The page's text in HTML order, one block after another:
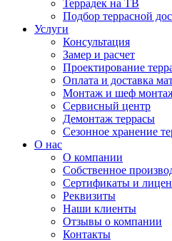
Террадек на ТВ
Подбор террасной
Услуги
Консультация
Замер и расчет
Проектирование
Оплата и доставка
Монтаж и шеф
Сервисный центр
Демонтаж террасы
Сезонное хранение
О нас
О компании
Собственное
Сертификаты и
Реквизиты
Наши клиенты
Отзывы о компании
Контакты